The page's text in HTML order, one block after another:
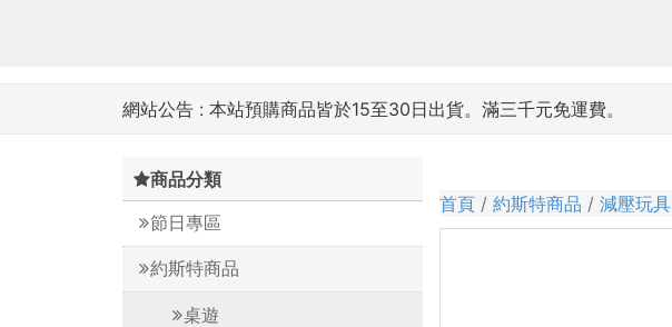
網站公告 : 本站預購商品皆於15至30日出貨。滿三千元免運費。
商品分類
節日專區
約斯特商品
桌遊
首頁 約斯特商品 減壓玩具